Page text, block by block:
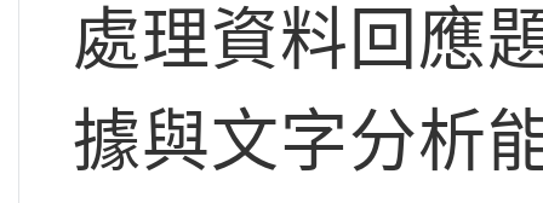
處理資料回應
據與文字分析